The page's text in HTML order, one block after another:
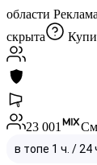
области
скрыта
23 001